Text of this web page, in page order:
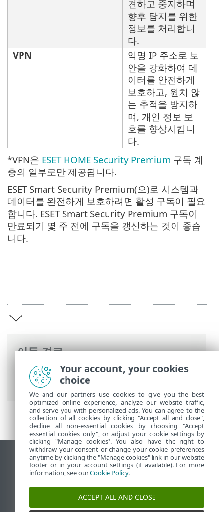
이동 경로
ESET 온라인 도움말>ESET Smart Security
Premium
>ESET Smart Security Premium
견하고 중지하며
향후 탐지를 위한
정보를 처리합니
다.
VPN
익명 IP 주소로 보
안을 강화하여 데
이터를 안전하게
보호하고, 원치 않
는 추적을 방지하
며, 개인 정보 보
호를 향상시킵니
다.
*VPN은 ESET HOME Security Premium 구독 계
층의 일부로만 제공됩니다.
ESET Smart Security Premium(으)로 시스템과
데이터를 완전하게 보호하려면 활성 구독이 필요
합니다. ESET Smart Security Premium 구독이
만료되기 몇 주 전에 구독을 갱신하는 것이 좋습
니다.
데스크톱 사이트 보기
End of Life
ESET 지식 베이스
Your account, your cookies
choice
We and our partners use cookies to give you the best
optimized online experience, analyze our website traffic,
and serve you with personalized ads. You can agree to the
collection of all cookies by clicking "Accept all and close",
decline all non-essential cookies by choosing "Accept
essential cookies only", or adjust your cookie settings by
clicking "Manage cookies". You also have the right to
withdraw your consent or change your cookie preferences
anytime by clicking the "Manage cookies" link in our website
footer or in your account settings (if available). For more
information, see ourCookie Policy.
ACCEPT ALL AND CLOSE